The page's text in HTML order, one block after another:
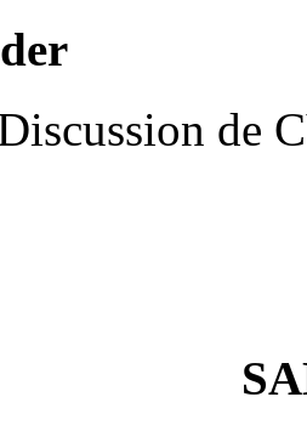
de